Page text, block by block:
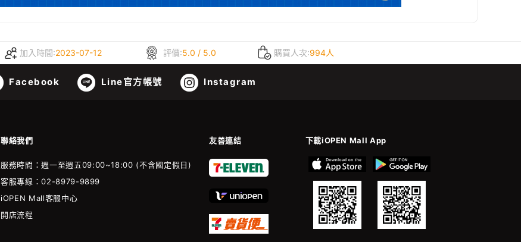
加入時間:2023-07-12 評價:5.0 / 5.0 購買人次:994人
Facebook Line官方帳號 Instagram
聯絡我們 友善連結 下載iOPEN Mall App
服務時間：週一至週五09:00~18:00 (不含國定假日)
客服專線：02-8979-9899
iOPEN Mall客服中心
開店流程